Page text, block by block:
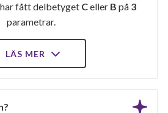
har fått delbetyget Celler B på 3
parametrar.
LÄS MER